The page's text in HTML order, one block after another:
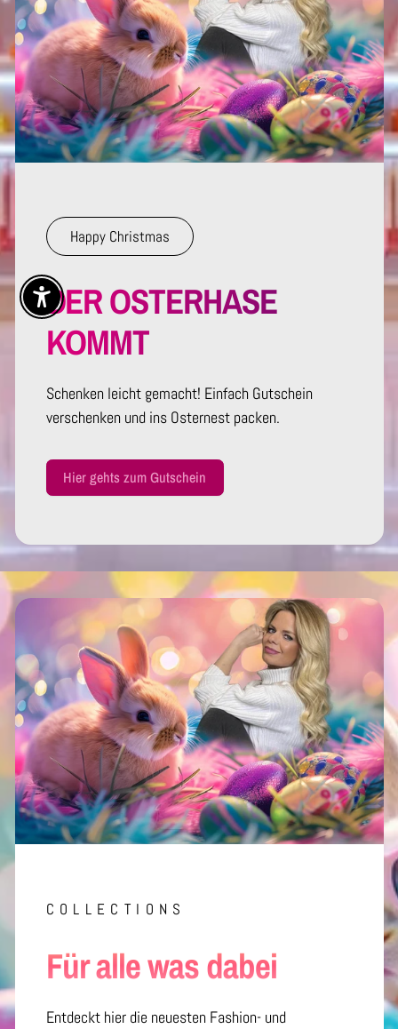
Happy Christmas
DER OSTERHASE
KOMMT
Schenken leicht gemacht! Einfach Gutschein
verschenken und ins Osternest packen.
Hier gehts zum Gutschein
COLLECTIONS
Für alle was dabei
Entdeckt hier die neuesten Fashion- und
Enable Accessibility